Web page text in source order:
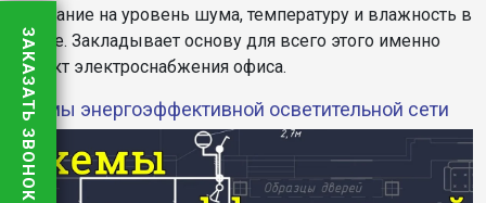
внимание на уровень шума, температуру и влажность в
офисе. Закладывает основу для всего этого именно
проект электроснабжения офиса.
Cхемы энергоэффективной осветительной сети
ЗАКАЗАТЬ ЗВОНОК